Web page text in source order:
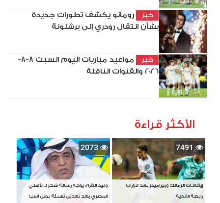
خبر
رومانو يكشف تطورات جديدة
بشأن انتقال رودري إلى برشلونة
خبر
مواعيد مباريات اليوم السبت 8-8-
2026 والقنوات الناقلة
الأكثر قراءة
7491
إيقافات الزمالك وبيراميدز بعد قرارات
رابطة الأندية
2073
وليد الفراج يوجه رسالة شكر لـ الأهلي
المصري بعد تعديل تهنئة بطل آسيا